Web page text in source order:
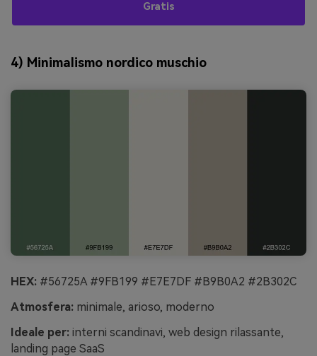
Gratis
4) Minimalismo nordico muschio
HEX: #56725A #9FB199 #E7E7DF #B9B0A2 #2B302C
Atmosfera: minimale, arioso, moderno
Ideale per: interni scandinavi, web design rilassante,
landing page SaaS